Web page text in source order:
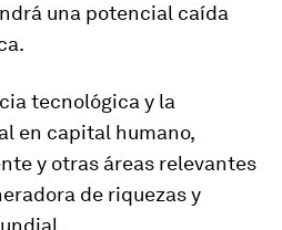
una potencial caída
tecnológica y la
en capital humano,
y otras áreas relevantes
de riquezas y